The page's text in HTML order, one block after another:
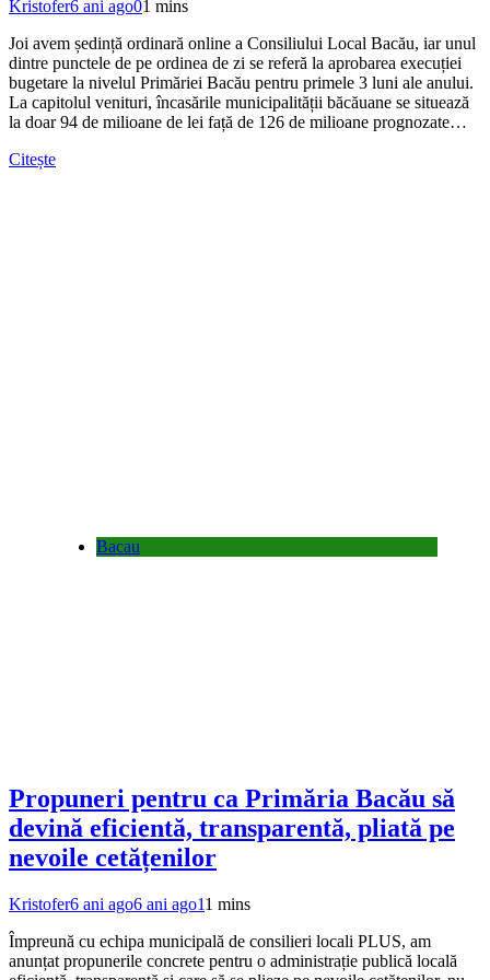
Kristofer6 ani ago01 mins
Joi avem ședință ordinară online a Consiliului Local Bacău, iar unul
dintre punctele de pe ordinea de zi se referă la aprobarea execuției
bugetare la nivelul Primăriei Bacău pentru primele 3 luni ale anului.
La capitolul venituri, încasările municipalității băcăuane se situează
la doar 94 de milioane de lei față de 126 de milioane prognozate…
Citește
Bacau
Propuneri pentru ca Primăria Bacău să
devină eficientă, transparentă, pliată pe
nevoile cetățenilor
Kristofer6 ani ago6 ani ago11 mins
Împreună cu echipa municipală de consilieri locali PLUS, am
anunțat propunerile concrete pentru o administrație publică locală